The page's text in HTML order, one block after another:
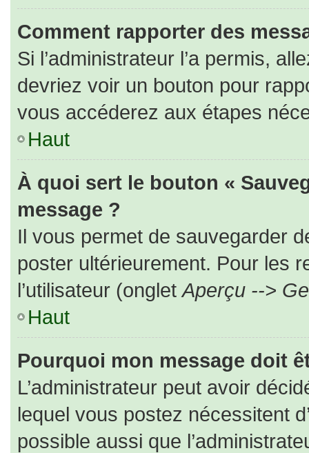
Comment rapporter des
Si l’administrateur l’a permis,
devriez voir un bouton pour
vous accéderez aux étapes
Haut
À quoi sert le bouton «
message ?
Il vous permet de sauvegarder
poster ultérieurement. Pour les
l’utilisateur (ongletAperçu -->
Haut
Pourquoi mon message doit
L’administrateur peut avoir
lequel vous postez nécessitent
possible aussi que